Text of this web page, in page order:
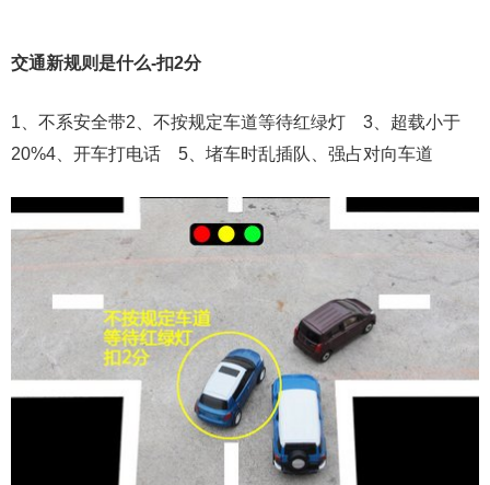
交通新规则是什么-扣2分
1、不系安全带2、不按规定车道等待红绿灯 3、超载小于
20%4、开车打电话 5、堵车时乱插队、强占对向车道